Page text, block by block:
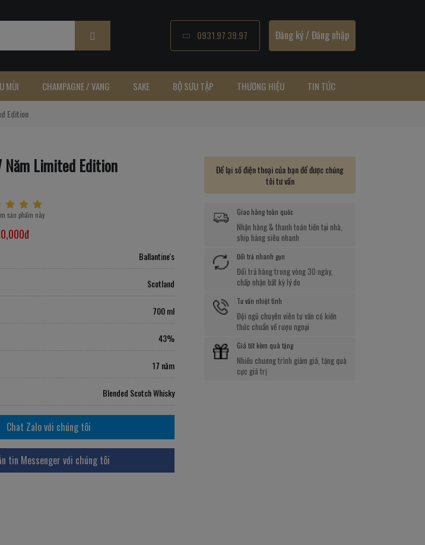
0931.97.39.97 Đăng ký/ Đăng nhập
MÙI CHAMPAGNE / VANG SAKE BỘ SƯU TẬP THƯƠNG HIỆU TIN TỨC
Edition
Năm Limited Edition
sản phẩm này
Ballantine's
Scotland
700 ml
43%
17 năm
Blended Scotch Whisky
Chat Zalo với chúng tôi
tin Messenger với chúng tôi
Để lại số điện thoại của bạn để được chúng
tôi tư vấn
Giao hàng toàn quốc
Nhận hàng & thanh toán tiền tại nhà,
ship hàng siêu nhanh
Đổi trả nhanh gọn
Đổi trả hàng trong vòng 30 ngày,
chấp nhận bất kỳ lý do
Tư vấn nhiệt tình
Đội ngũ chuyên viên tư vấn có kiến
thức chuẩn về rượu ngoại
Giá tốt kèm quà tặng
Nhiều chương trình giảm giá, tặng quà
cực giá trị